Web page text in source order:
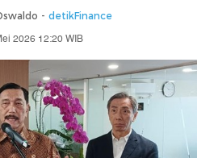
- detikFinance
2026 12:20 WIB